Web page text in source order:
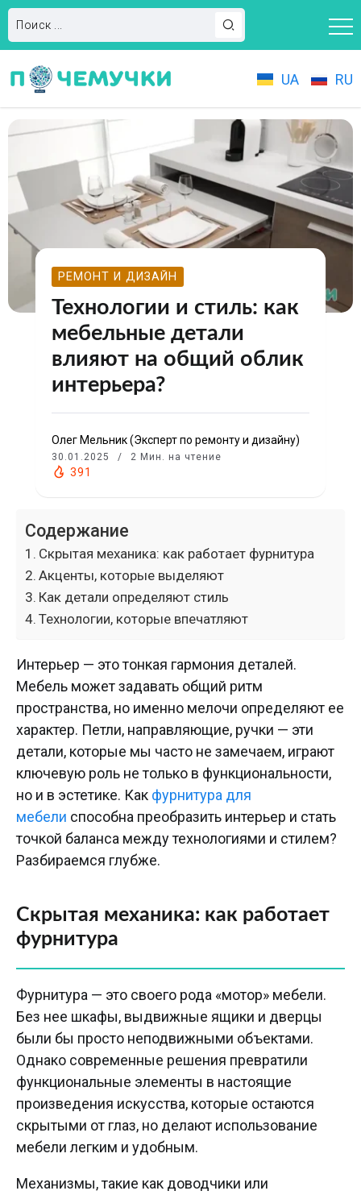
UA RU
РЕМОНТ И ДИЗАЙН
Технологии и стиль: как
мебельные детали
влияют на общий облик
интерьера?
Олег Мельник (Эксперт по ремонту и дизайну)
30.01.2025 2 Мин. на чтение
391
Содержание
Скрытая механика: как работает фурнитура
Акценты, которые выделяют
Как детали определяют стиль
Технологии, которые впечатляют
Интерьер — это тонкая гармония деталей.
Мебель может задавать общий ритм
пространства, но именно мелочи определяют ее
характер. Петли, направляющие, ручки — эти
детали, которые мы часто не замечаем, играют
ключевую роль не только в функциональности,
но и в эстетике. Как фурнитура для
мебели способна преобразить интерьер и стать
точкой баланса между технологиями и стилем?
Разбираемся глубже.
Скрытая механика: как работает
фурнитура
Фурнитура — это своего рода «мотор» мебели.
Без нее шкафы, выдвижные ящики и дверцы
были бы просто неподвижными объектами.
Однако современные решения превратили
функциональные элементы в настоящие
произведения искусства, которые остаются
скрытыми от глаз, но делают использование
мебели легким и удобным.
Механизмы, такие как доводчики или